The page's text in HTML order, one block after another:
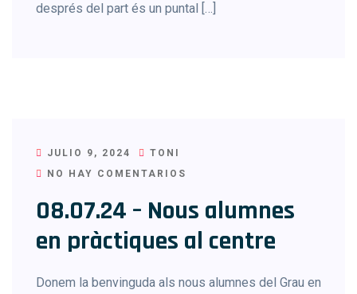
després del part és un puntal […]
JULIO 9, 2024
TONI
NO HAY COMENTARIOS
08.07.24 – Nous alumnes
en pràctiques al centre
Donem la benvinguda als nous alumnes del Grau en